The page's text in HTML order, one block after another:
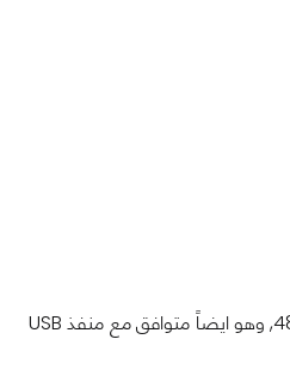
يرمز هذا اللون لمنفذ USB 2.x الذي اطلق في عام 2000 وكان يعتبر منفذ ينقل الملفات بسرعة عالية تصل الى 480Mbps/s, وهو ايضاً متوافق مع منفذ USB